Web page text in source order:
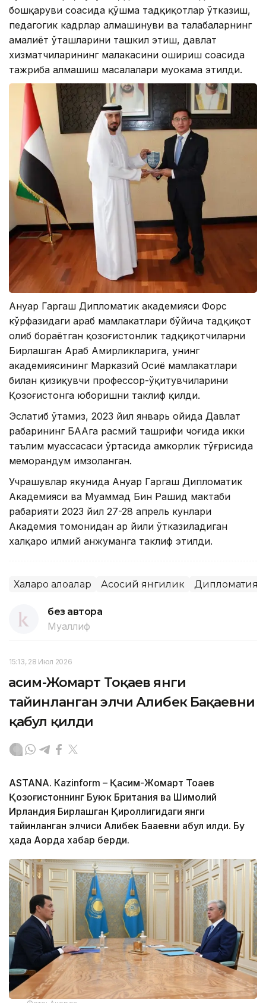
бошқаруви соҳасида қўшма тадқиқотлар ўтказиш,
педагогик кадрлар алмашинуви ва талабаларнинг
амалиёт ўташларини ташкил этиш, давлат
хизматчиларининг малакасини ошириш соҳасида
тажриба алмашиш масалалари муҳокама этилди.
Ануар Гаргаш Дипломатик академияси Форс
кўрфазидаги араб мамлакатлари бўйича тадқиқот
олиб бораётган қозоғистонлик тадқиқотчиларни
Бирлашган Араб Амирликларига, унинг
академиясининг Марказий Осиё мамлакатлари
билан қизиқувчи профессор-ўқитувчиларини
Қозоғистонга юборишни таклиф қилди.
Эслатиб ўтамиз, 2023 йил январь ойида Давлат
раҳбарининг БААга расмий ташрифи чоғида икки
таълим муассасаси ўртасида ҳамкорлик тўғрисида
меморандум имзоланган.
Учрашувлар якунида Ануар Гаргаш Дипломатик
Академияси ва Муҳаммад Бин Рашид мактаби
раҳбарияти 2023 йил 27-28 апрель кунлари
Академия томонидан ҳар йили ўтказиладиган
халқаро илмий анжуманга таклиф этилди.
Халқаро алоқалар Асосий янгилик Дипломатия
без автора
Муаллиф
15:13, 28 Июл 2026
Қасим-Жомарт Тоқаев янги
тайинланган элчи Алибек Бақаевни
қабул қилди
ASTANА. Каzinform – Қасим-Жомарт Тоқаев
Қозоғистоннинг Буюк Британия ва Шимолий
Ирландия Бирлашган Қироллигидаги янги
тайинланган элчиси Алибек Бақаевни қабул қилди. Бу
ҳақда Ақорда хабар берди.